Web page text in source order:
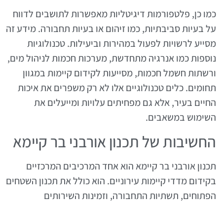
כמו כן, פלטפורמות דיגיטליות מאפשרות לתושבים לדווח
על בעיות סביבתיות, כמו זיהום או בעיות תחבורה. מידע זה
מסייע לרשויות לפעול במהירות וביעילות. טכנולוגיות
נוספות כמו אנרגיה מתחדשת, מערכות חכמות לניהול מים,
ורשתות חשמל חכמות, מסייעות לקידום קיימות במגוון
תחומים. כלים טכנולוגיים אלו לא רק משפרים את איכות
החיים בעיר, אלא גם מפחיתים עלויות ומייעלים את
השימוש במשאבים.
החשיבות של תכנון אורבני בר קיימא
תכנון אורבני בר קיימא הוא אחד המרכיבים המרכזיים
בקידום מדדי קיימות עירוניים. הוא כולל את תכנון השטחים
הפתוחים, תשתיות התחבורה, וזמינות השירותים